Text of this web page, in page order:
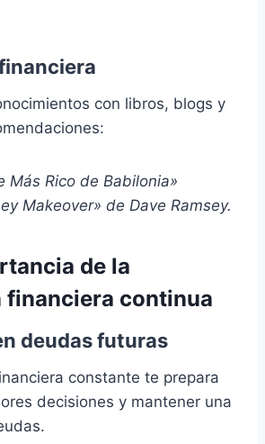
con libros, blogs y
Más Rico de Babilonia»
Makeover» de Dave Ramsey.
de la
financiera continua
deudas futuras
constante te prepara
decisiones y mantener una